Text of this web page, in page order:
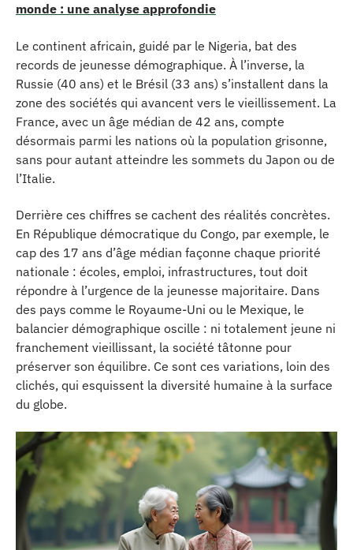
monde : une analyse approfondie
Le continent africain, guidé par le Nigeria, bat des
records de jeunesse démographique. À l’inverse, la
Russie (40 ans) et le Brésil (33 ans) s’installent dans la
zone des sociétés qui avancent vers le vieillissement. La
France, avec un âge médian de 42 ans, compte
désormais parmi les nations où la population grisonne,
sans pour autant atteindre les sommets du Japon ou de
l’Italie.
Derrière ces chiffres se cachent des réalités concrètes.
En République démocratique du Congo, par exemple, le
cap des 17 ans d’âge médian façonne chaque priorité
nationale : écoles, emploi, infrastructures, tout doit
répondre à l’urgence de la jeunesse majoritaire. Dans
des pays comme le Royaume-Uni ou le Mexique, le
balancier démographique oscille : ni totalement jeune ni
franchement vieillissant, la société tâtonne pour
préserver son équilibre. Ce sont ces variations, loin des
clichés, qui esquissent la diversité humaine à la surface
du globe.